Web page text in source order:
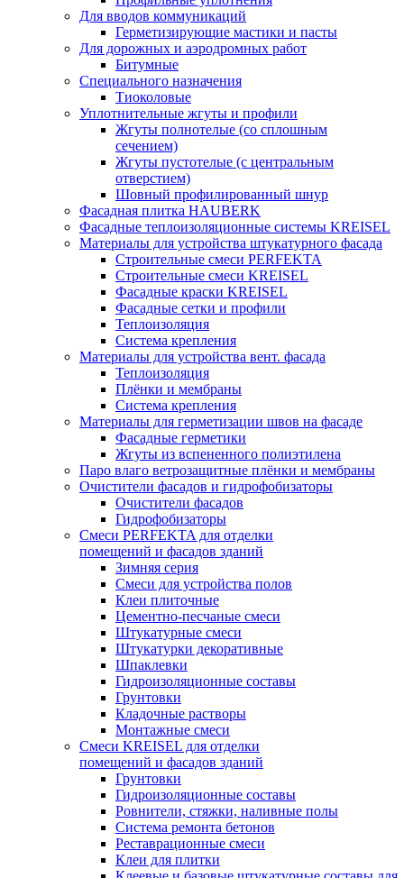
Для вводов коммуникаций
Герметизирующие мастики и пасты
Для дорожных и аэродромных работ
Битумные
Специального назначения
Тиоколовые
Уплотнительные жгуты и профили
Жгуты полнотелые (со сплошным
сечением)
Жгуты пустотелые (с центральным
отверстием)
Шовный профилированный шнур
Фасадная плитка HAUBERK
Фасадные теплоизоляционные системы KREISEL
Материалы для устройства штукатурного фасада
Строительные смеси PERFEKTA
Строительные смеси KREISEL
Фасадные краски KREISEL
Фасадные сетки и профили
Теплоизоляция
Система крепления
Материалы для устройства вент. фасада
Теплоизоляция
Плёнки и мембраны
Система крепления
Материалы для герметизации швов на фасаде
Фасадные герметики
Жгуты из вспененного полиэтилена
Паро влаго ветрозащитные плёнки и мембраны
Очистители фасадов и гидрофобизаторы
Очистители фасадов
Гидрофобизаторы
Смеси PERFEKTA для отделки
помещений и фасадов зданий
Зимняя серия
Смеси для устройства полов
Клеи плиточные
Цементно-песчаные смеси
Штукатурные смеси
Штукатурки декоративные
Шпаклевки
Гидроизоляционные составы
Грунтовки
Кладочные растворы
Монтажные смеси
Смеси KREISEL для отделки
помещений и фасадов зданий
Грунтовки
Гидроизоляционные составы
Ровнители, стяжки, наливные полы
Cистема ремонта бетонов
Реставрационные смеси
Клеи для плитки